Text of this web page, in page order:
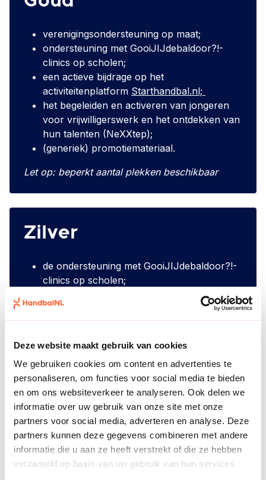
Deze website maakt gebruik van cookies
We gebruiken cookies om content en advertenties te
personaliseren, om functies voor social media te bieden
en om ons websiteverkeer te analyseren. Ook delen we
informatie over uw gebruik van onze site met onze
partners voor social media, adverteren en analyse. Deze
partners kunnen deze gegevens combineren met andere
informatie die u aan ze heeft verstrekt of die ze hebben
verzameld op basis van uw gebruik van hun services.
verenigingsondersteuning op maat;
ondersteuning met GooiJIJdebaldoor?!-
clinics op scholen;
een actieve bijdrage op het
activiteitenplatform Starthandbal.nl;
het begeleiden en activeren van jongeren
voor vrijwilligerswerk en het ontdekken van
hun talenten (NeXXtep);
(generiek) promotiemateriaal.
Let op: beperkt aantal plekken beschikbaar
Zilver
de ondersteuning met GooiJIJdebaldoor?!-
clinics op scholen;
activiteitenplatform
Starthandbal.nl;
het begeleiden en activeren van jongeren
hun talenten (NeXXtep);
(generieke) promotiemateriaal.
Let op: beperkt aantal plekken beschikbaar
Brons